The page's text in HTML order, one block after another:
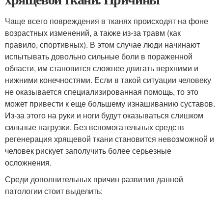
Чаще всего повреждения в тканях происходят на фоне
возрастных изменений, а также из-за травм (как
правило, спортивных). В этом случае люди начинают
испытывать довольно сильные боли в пораженной
области, им становится сложнее двигать верхними и
нижними конечностями. Если в такой ситуации человеку
не оказывается специализированная помощь, то это
может привести к еще большему изнашиванию суставов.
Из-за этого на руки и ноги будут оказываться слишком
сильные нагрузки. Без вспомогательных средств
регенерация хрящевой ткани становится невозможной и
человек рискует заполучить более серьезные
осложнения.
Среди дополнительных причин развития данной
патологии стоит выделить: